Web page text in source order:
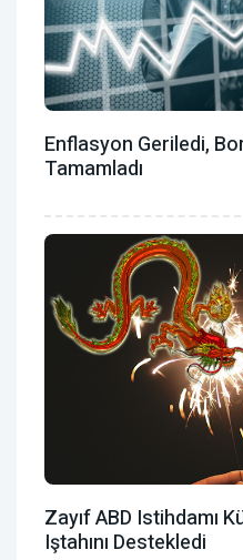
Enflasyon Geriledi,
Tamamladı
Zayıf ABD Istihdamı
Iştahını Destekledi